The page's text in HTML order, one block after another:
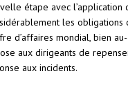
étape avec l’application
les obligations
d’affaires mondial, bien
aux dirigeants de
aux incidents.